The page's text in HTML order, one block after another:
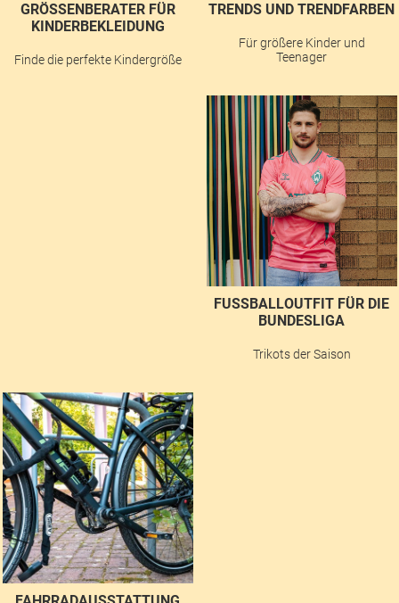
GRÖSSENBERATER FÜR K
INDERBEKLEIDUNG
Finde die perfekte Kindergröße
TRENDS UND TRENDFARBEN
Für größere Kinder und
Teenager
FUSSBALLOUTFIT FÜR DIE B
UNDESLIGA
Trikots der Saison